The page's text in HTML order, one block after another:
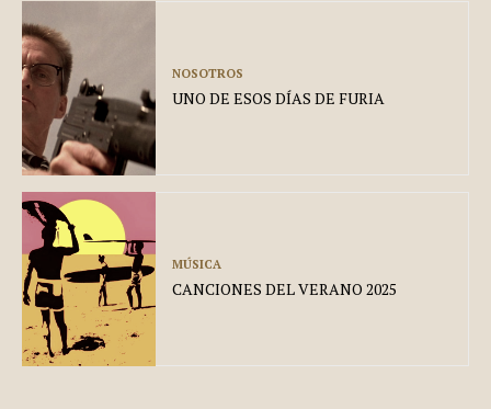
NOSOTROS
UNO DE ESOS DÍAS DE FURIA
MÚSICA
CANCIONES DEL VERANO 2025